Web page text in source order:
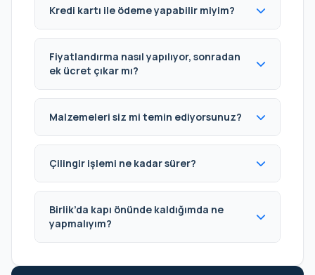
Kredi kartı ile ödeme yapabilir miyim?
Fiyatlandırma nasıl yapılıyor, sonradan
ek ücret çıkar mı?
Malzemeleri siz mi temin ediyorsunuz?
Çilingir işlemi ne kadar sürer?
Birlik’da kapı önünde kaldığımda ne
yapmalıyım?